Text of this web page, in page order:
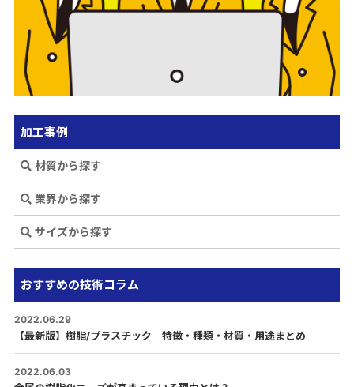
加工事例
材質から探す
業界から探す
サイズから探す
おすすめの技術コラム
2022.06.29
【最新版】樹脂/プラスチック 特徴・種類・材質・用途まとめ
2022.06.03